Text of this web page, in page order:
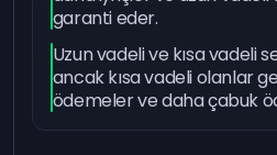
garanti eder.
Uzun vadeli ve kısa vadeli
ancak kısa vadeli olanlar
ödemeler ve daha çabuk